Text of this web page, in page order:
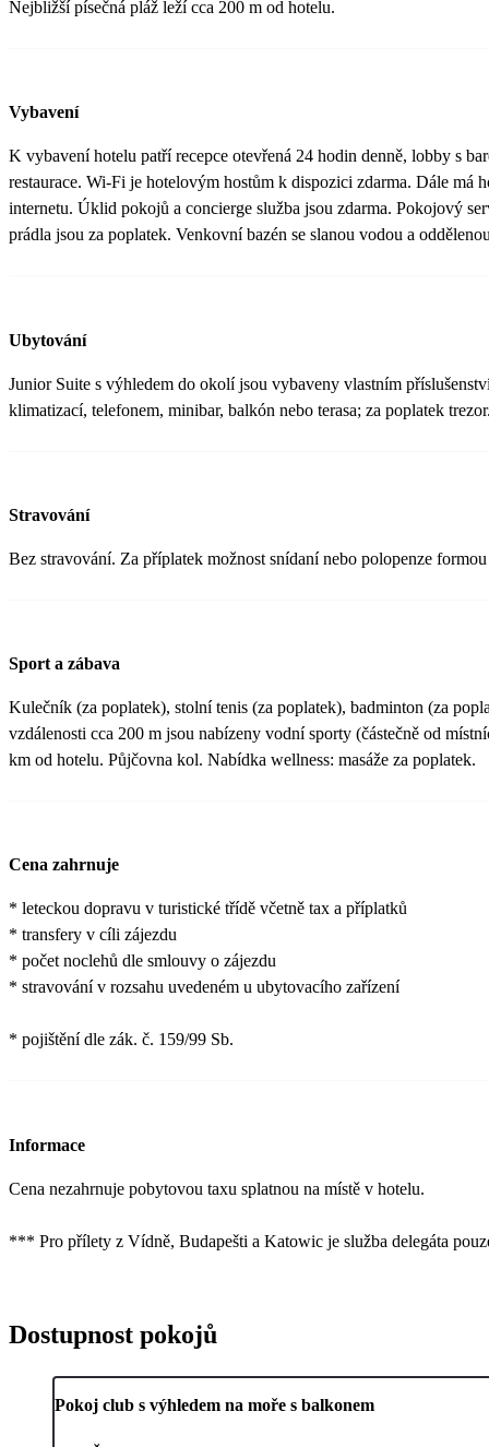
Nejbližší písečná pláž leží cca 200 m od hotelu.
Vybavení
K vybavení hotelu patří recepce otevřená 24 hodin denně, lobby s
restaurace. Wi-Fi je hotelovým hostům k dispozici zdarma. Dále má
internetu. Úklid pokojů a concierge služba jsou zdarma. Pokojový
prádla jsou za poplatek. Venkovní bazén se slanou vodou a
Ubytování
Junior Suite s výhledem do okolí jsou vybaveny vlastním
klimatizací, telefonem, minibar, balkón nebo terasa; za poplatek
Stravování
Bez stravování. Za příplatek možnost snídaní nebo polopenze
Sport a zábava
Kulečník (za poplatek), stolní tenis (za poplatek), badminton (za
vzdálenosti cca 200 m jsou nabízeny vodní sporty (částečně od
km od hotelu. Půjčovna kol. Nabídka wellness: masáže za poplatek.
Cena zahrnuje
* leteckou dopravu v turistické třídě včetně tax a příplatků
* transfery v cíli zájezdu
* počet noclehů dle smlouvy o zájezdu
* stravování v rozsahu uvedeném u ubytovacího zařízení
* pojištění dle zák. č. 159/99 Sb.
Informace
Cena nezahrnuje pobytovou taxu splatnou na místě v hotelu.
*** Pro přílety z Vídně, Budapešti a Katowic je služba delegáta
Dostupnost pokojů
Pokoj club s výhledem na moře s balkonem